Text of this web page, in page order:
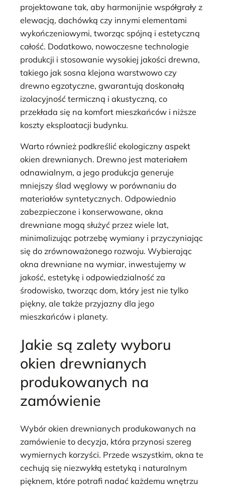
projektowane tak, aby harmonijnie współgrały z
elewacją, dachówką czy innymi elementami
wykończeniowymi, tworząc spójną i estetyczną
całość. Dodatkowo, nowoczesne technologie
produkcji i stosowanie wysokiej jakości drewna,
takiego jak sosna klejona warstwowo czy
drewno egzotyczne, gwarantują doskonałą
izolacyjność termiczną i akustyczną, co
przekłada się na komfort mieszkańców i niższe
koszty eksploatacji budynku.
Warto również podkreślić ekologiczny aspekt
okien drewnianych. Drewno jest materiałem
odnawialnym, a jego produkcja generuje
mniejszy ślad węglowy w porównaniu do
materiałów syntetycznych. Odpowiednio
zabezpieczone i konserwowane, okna
drewniane mogą służyć przez wiele lat,
minimalizując potrzebę wymiany i przyczyniając
się do zrównoważonego rozwoju. Wybierając
okna drewniane na wymiar, inwestujemy w
jakość, estetykę i odpowiedzialność za
środowisko, tworząc dom, który jest nie tylko
piękny, ale także przyjazny dla jego
mieszkańców i planety.
Jakie są zalety wyboru
okien drewnianych
produkowanych na
zamówienie
Wybór okien drewnianych produkowanych na
zamówienie to decyzja, która przynosi szereg
wymiernych korzyści. Przede wszystkim, okna te
cechują się niezwykłą estetyką i naturalnym
pięknem, które potrafi nadać każdemu wnętrzu